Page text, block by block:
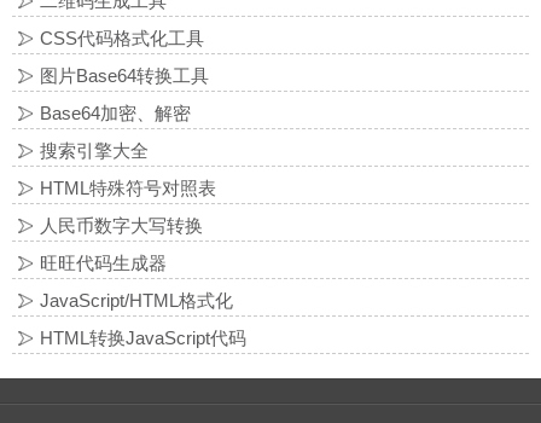
CSS代码格式化工具
图片Base64转换工具
Base64加密、解密
搜索引擎大全
HTML特殊符号对照表
人民币数字大写转换
旺旺代码生成器
JavaScript/HTML格式化
HTML转换JavaScript代码